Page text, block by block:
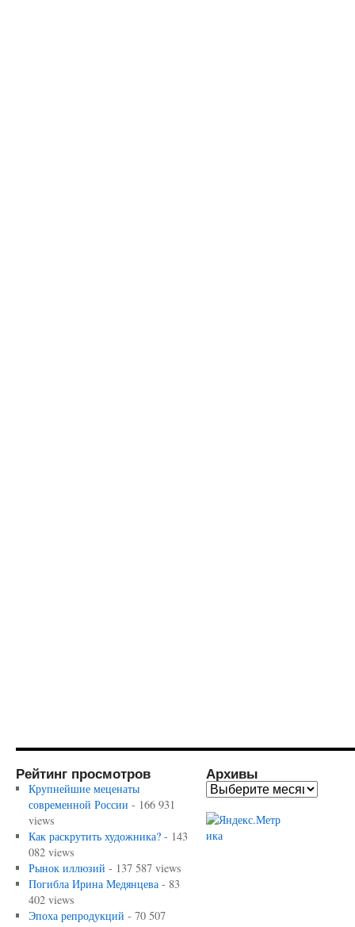
Рейтинг просмотров
Крупнейшие меценаты
современной России - 166 931
views
Как раскрутить художника?- 143
082 views
Рынок иллюзий - 137 587 views
Погибла Ирина Медянцева- 83
402 views
Эпоха репродукций - 70 507
Архивы